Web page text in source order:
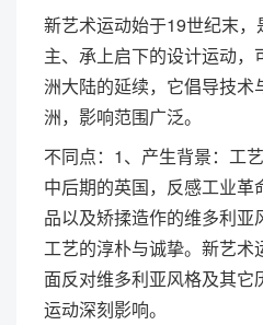
新艺术运动始于19世纪末
主、承上启下的设计运动
洲大陆的延续，它倡导技
洲，影响范围广泛。
不同点：1、产生背景：工
中后期的英国，反感工业革
品以及矫揉造作的维多利
工艺的淳朴与诚挚。新艺术
面反对维多利亚风格及其
运动深刻影响。